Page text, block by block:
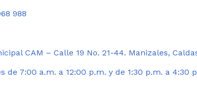
988
CAM – Calle 19 No. 21-44. Manizales,
de 7:00 a.m. a 12:00 p.m. y de 1:30 p.m. a 4:30